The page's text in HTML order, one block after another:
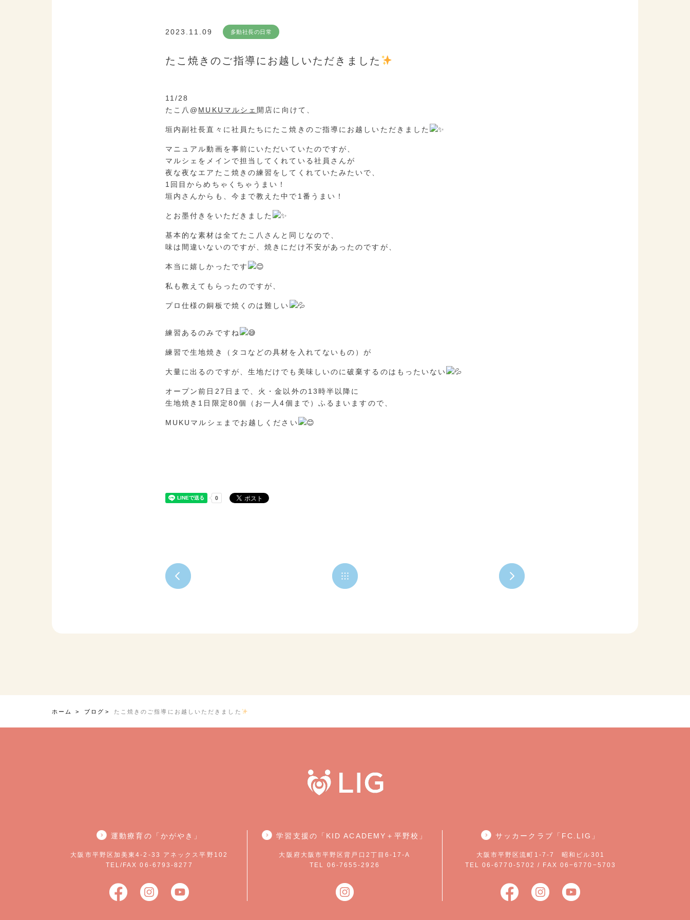
2023.11.09 多動社長の日常
たこ焼きのご指導にお越しいただきました
11/28
たこ八@ MUKUマルシェ 開店に向けて、
垣内副社長直々に社員たちにたこ焼きのご指導にお越しいただきました
マニュアル動画を事前にいただいていたのですが、
マルシェをメインで担当してくれている社員さんが
夜な夜なエアたこ焼きの練習をしてくれていたみたいで、
1回目からめちゃくちゃうまい！
垣内さんからも、今まで教えた中で1番うまい！
とお墨付きをいただきました
基本的な素材は全てたこ八さんと同じなので、
味は間違いないのですが、焼きにだけ不安があったのですが、
本当に嬉しかったです
私も教えてもらったのですが、
プロ仕様の銅板で焼くのは難しい
練習あるのみですね
練習で生地焼き（タコなどの具材を入れてないもの）が
大量に出るのですが、生地だけでも美味しいのに破棄するのはもったいない
オープン前日27日まで、火・金以外の13時半以降に
生地焼き1日限定80個（お一人4個まで）ふるまいますので、
MUKUマルシェまでお越しください
ホーム ブログ たこ焼きのご指導にお越しいただきました
運動療育の「かがやき」
大阪市平野区加美東4-2-33 アネックス平野102
TEL/FAX 06-6793-8277
学習支援の「KID ACADEMY＋平野校」
大阪府大阪市平野区背戸口2丁目6-17-A
TEL 06-7655-2926
サッカークラブ「FC.LIG」
大阪市平野区流町1-7-7 昭和ビル301
TEL 06-6770-5702 / FAX 06−6770−5703